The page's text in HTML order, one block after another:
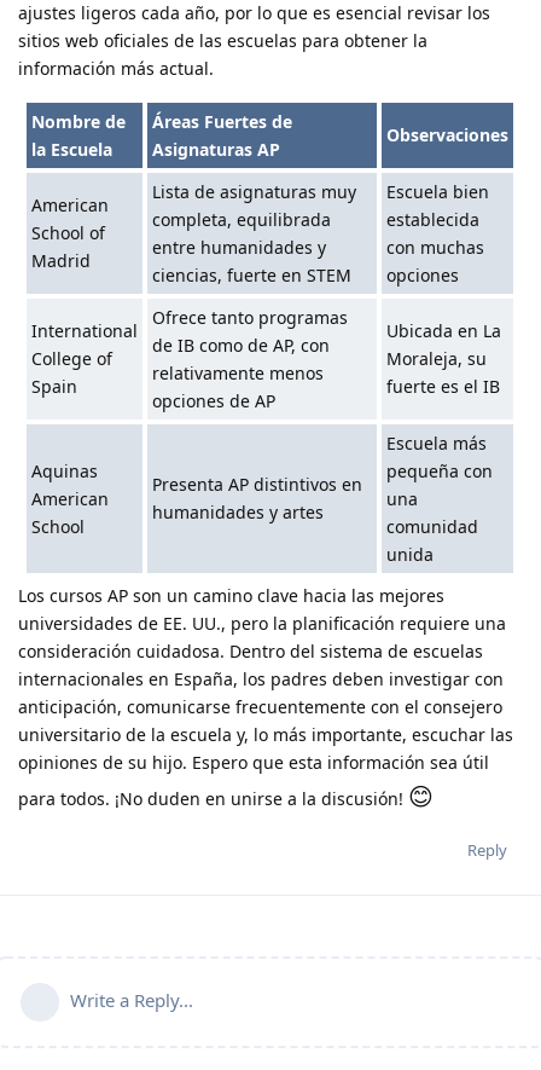
ajustes ligeros cada año, por lo que es esencial revisar los
sitios web oficiales de las escuelas para obtener la
información más actual.
Nombre de
la Escuela
Áreas Fuertes de
Asignaturas AP
Observaciones
American
School of
Madrid
Lista de asignaturas muy
completa, equilibrada
entre humanidades y
ciencias, fuerte en STEM
Escuela bien
establecida
con muchas
opciones
International
College of
Spain
Ofrece tanto programas
de IB como de AP, con
relativamente menos
opciones de AP
Ubicada en La
Moraleja, su
fuerte es el IB
Aquinas
American
School
Presenta AP distintivos en
humanidades y artes
Escuela más
pequeña con
una
comunidad
unida
Los cursos AP son un camino clave hacia las mejores
universidades de EE. UU., pero la planificación requiere una
consideración cuidadosa. Dentro del sistema de escuelas
internacionales en España, los padres deben investigar con
anticipación, comunicarse frecuentemente con el consejero
universitario de la escuela y, lo más importante, escuchar las
opiniones de su hijo. Espero que esta información sea útil
para todos. ¡No duden en unirse a la discusión! 😊
Reply
Write a Reply...